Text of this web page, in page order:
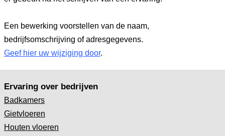
Een bewerking voorstellen van de naam,
bedrijfsomschrijving of adresgegevens.
Geef hier uw wijziging door.
Ervaring over bedrijven
Badkamers
Gietvloeren
Houten vloeren